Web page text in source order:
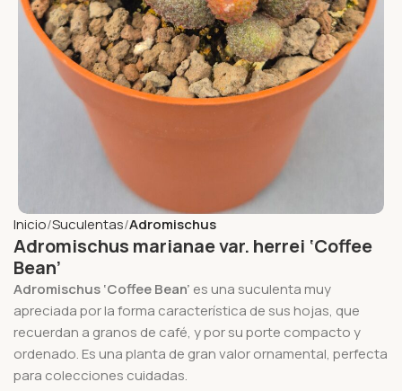
Inicio Suculentas Adromischus
Adromischus marianae var. herrei ‘Coffee
Bean’
Adromischus ‘Coffee Bean’ es una suculenta muy
apreciada por la forma característica de sus hojas, que
recuerdan a granos de café, y por su porte compacto y
ordenado. Es una planta de gran valor ornamental, perfecta
para colecciones cuidadas.